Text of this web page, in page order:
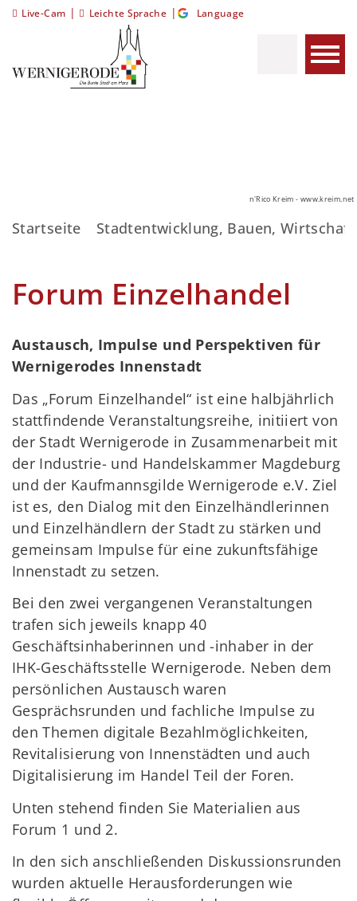
Live-Cam | Leichte Sprache | Language
n'Rico Kreim - www.kreim.net
Startseite Stadtentwicklung, Bauen, Wirtschaft
Forum Einzelhandel
Austausch, Impulse und Perspektiven für
Wernigerodes Innenstadt
Das „Forum Einzelhandel“ ist eine halbjährlich
stattfindende Veranstaltungsreihe, initiiert von
der Stadt Wernigerode in Zusammenarbeit mit
der Industrie- und Handelskammer Magdeburg
und der Kaufmannsgilde Wernigerode e.V. Ziel
ist es, den Dialog mit den Einzelhändlerinnen
und Einzelhändlern der Stadt zu stärken und
gemeinsam Impulse für eine zukunftsfähige
Innenstadt zu setzen.
Bei den zwei vergangenen Veranstaltungen
trafen sich jeweils knapp 40
Geschäftsinhaberinnen und -inhaber in der
IHK-Geschäftsstelle Wernigerode. Neben dem
persönlichen Austausch waren
Gesprächsrunden und fachliche Impulse zu
den Themen digitale Bezahlmöglichkeiten,
Revitalisierung von Innenstädten und auch
Digitalisierung im Handel Teil der Foren.
Unten stehend finden Sie Materialien aus
Forum 1 und 2.
In den sich anschließenden Diskussionsrunden
wurden aktuelle Herausforderungen wie